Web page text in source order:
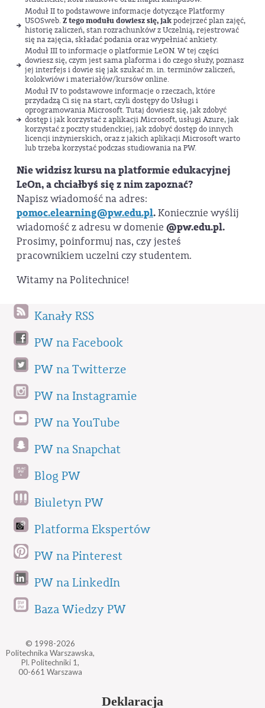
Moduł II to podstawowe informacje dotyczące Platformy
USOSweb.Z tego modułu dowiesz się, jakpodejrzeć plan zajęć,
historię zaliczeń, stan rozrachunków z Uczelnią, rejestrować
się na zajęcia, składać podania oraz wypełniać ankiety.
Moduł III to informacje o platformie LeON. W tej części
dowiesz się, czym jest sama plaforma i do czego służy, poznasz
jej interfejs i dowie się jak szukać m. in. terminów zaliczeń,
kolokwiów i materiałów/kursów online.
Moduł IV to podstawowe informacje o rzeczach, które
przydadzą Ci się na start, czyli dostępy do Usługi i
oprogramowania Microsoft. Tutaj dowiesz się, jak zdobyć
dostęp i jak korzystać z aplikacji Microsoft, usługi Azure, jak
korzystać z poczty studenckiej, jak zdobyć dostęp do innych
licencji inżynierskich, oraz z jakich aplikacji Microsoft warto
lub trzeba korzystać podczas studiowania na PW.
Nie widzisz kursu na platformie edukacyjnej
LeOn, a chciałbyś się z nim zapoznać?
Napisz wiadomość na adres:
pomoc.elearning@pw.edu.pl.Koniecznie wyślij
wiadomość z adresu w domenie @pw.edu.pl.
Prosimy, poinformuj nas, czy jesteś
pracownikiem uczelni czy studentem.
Witamy na Politechnice!
Kanały RSS
PW na Facebook
PW na Twitterze
PW na Instagramie
PW na YouTube
PW na Snapchat
Blog PW
Biuletyn PW
Platforma Ekspertów
PW na Pinterest
PW na LinkedIn
Baza Wiedzy PW
© 1998-2026
Politechnika Warszawska,
Pl. Politechniki 1,
00-661 Warszawa
Deklaracja